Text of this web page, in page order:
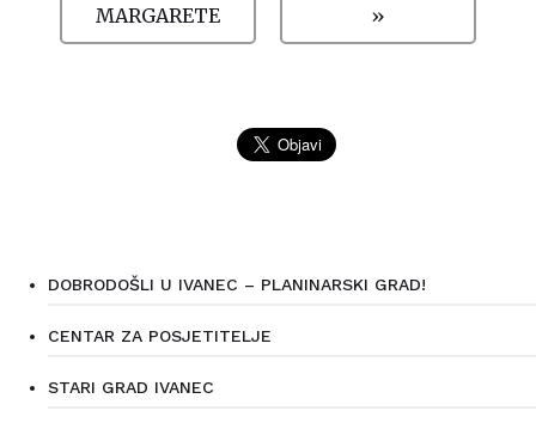
MARGARETE
»
DOBRODOŠLI U IVANEC – PLANINARSKI GRAD!
CENTAR ZA POSJETITELJE
STARI GRAD IVANEC